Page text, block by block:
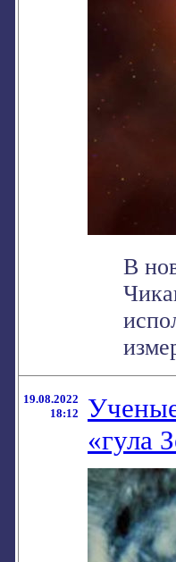
В
19.08.2022
18:12
«гула